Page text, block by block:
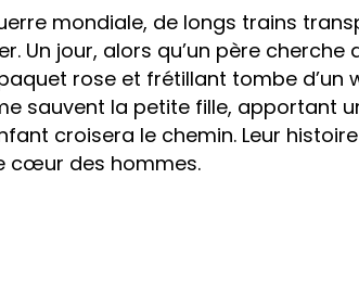
mondiale, de longs trains
Un jour, alors qu’un père
rose et frétillant tombe d’un
sauvent la petite fille, apportant
croisera le chemin. Leur
cœur des hommes.